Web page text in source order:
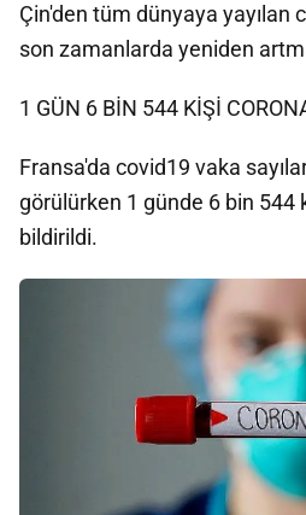
Çin'den tüm dünyaya yayılan
son zamanlarda yeniden
1 GÜN 6 BİN 544 KİŞİ
Fransa'da covid19 vaka
görülürken 1 günde 6 bin 544
bildirildi.